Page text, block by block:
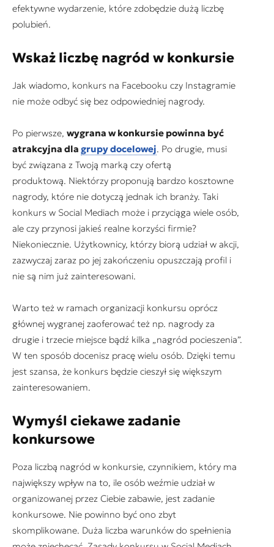
efektywne wydarzenie, które zdobędzie dużą liczbę
polubień.
Wskaż liczbę nagród w konkursie
Jak wiadomo, konkurs na Facebooku czy Instagramie
nie może odbyć się bez odpowiedniej nagrody.
Po pierwsze, wygrana w konkursie powinna być
atrakcyjna dla grupy docelowej. Po drugie, musi
być związana z Twoją marką czy ofertą
produktową. Niektórzy proponują bardzo kosztowne
nagrody, które nie dotyczą jednak ich branży. Taki
konkurs w Social Mediach może i przyciąga wiele osób,
ale czy przynosi jakieś realne korzyści firmie?
Niekoniecznie. Użytkownicy, którzy biorą udział w akcji,
zazwyczaj zaraz po jej zakończeniu opuszczają profil i
nie są nim już zainteresowani.
Warto też w ramach organizacji konkursu oprócz
głównej wygranej zaoferować też np. nagrody za
drugie i trzecie miejsce bądź kilka „nagród pocieszenia”.
W ten sposób docenisz pracę wielu osób. Dzięki temu
jest szansa, że konkurs będzie cieszył się większym
zainteresowaniem.
Wymyśl ciekawe zadanie
konkursowe
Poza liczbą nagród w konkursie, czynnikiem, który ma
największy wpływ na to, ile osób weźmie udział w
organizowanej przez Ciebie zabawie, jest zadanie
konkursowe. Nie powinno być ono zbyt
skomplikowane. Duża liczba warunków do spełnienia